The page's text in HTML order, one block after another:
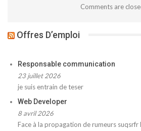
Comments are
Offres D’emploi
Responsable communication
23 juillet 2026
je suis entrain de teser
Web Developer
8 avril 2026
Face à la propagation de rumeurs suqsrfr